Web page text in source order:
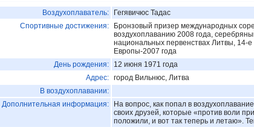
Воздухоплаватель:
Гегявичюс Тадас
Спортивные достижения:
Бронзовый призер международных
воздухоплаванию 2008 года,
национальных первенствах Литвы, 14-
Европы-2007 года
День рождения:
12 июня 1971 года
Адрес: город Вильнюс, Литва
В воздухоплавании:
Дополнительная информация:
На вопрос, как попал в
своих друзей, которые «против воли
положили, и вот так теперь и летаю».